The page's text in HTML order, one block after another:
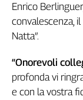
Adige
Basilicata
Campania
Emilia-
Romagna
Enrico
convalescenza,
Natta”.
“Onorevoli
profonda vi
e con la vostra